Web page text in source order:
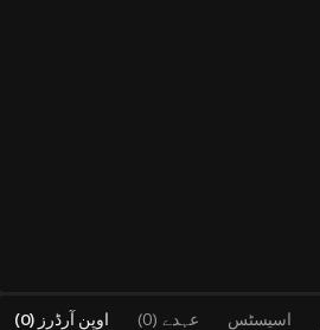
اوپن آرڈرز (
0
) عہدے (0) اسیسٹس